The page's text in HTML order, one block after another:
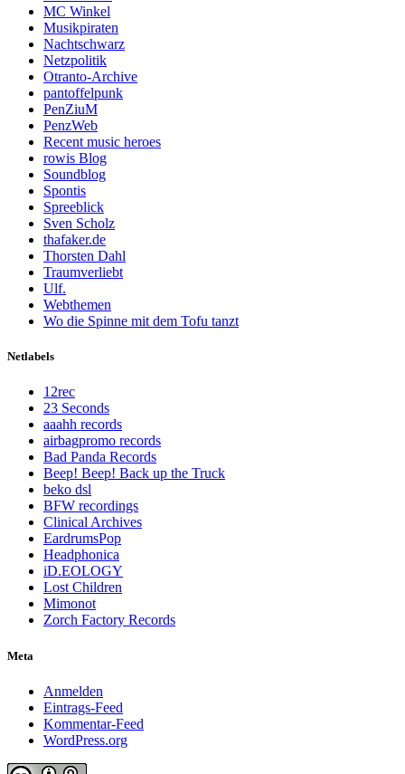
MC Winkel
Musikpiraten
Nachtschwarz
Netzpolitik
Otranto-Archive
pantoffelpunk
PenZiuM
PenzWeb
Recent music heroes
rowis Blog
Soundblog
Spontis
Spreeblick
Sven Scholz
thafaker.de
Thorsten Dahl
Traumverliebt
Ulf.
Webthemen
Wo die Spinne mit dem Tofu tanzt
Netlabels
12rec
23 Seconds
aaahh records
airbagpromo records
Bad Panda Records
Beep! Beep! Back up the Truck
beko dsl
BFW recordings
Clinical Archives
EardrumsPop
Headphonica
iD.EOLOGY
Lost Children
Mimonot
Zorch Factory Records
Meta
Anmelden
Eintrags-Feed
Kommentar-Feed
WordPress.org